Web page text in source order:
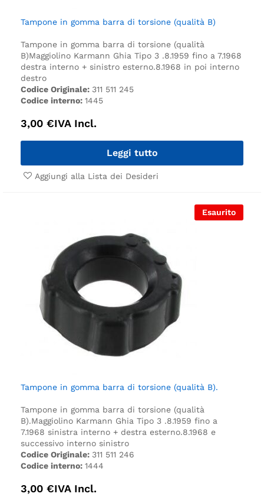
Tampone in gomma barra di torsione (qualità B)
Tampone in gomma barra di torsione (qualità
B)Maggiolino Karmann Ghia Tipo 3 .8.1959 fino a 7.1968
destra interno + sinistro esterno.8.1968 in poi interno
destro
Codice Originale: 311 511 245
Codice interno: 1445
3,00 €IVA Incl.
Leggi tutto
Aggiungi alla Lista dei Desideri
Esaurito
Tampone in gomma barra di torsione (qualità B).
Tampone in gomma barra di torsione (qualità
B).Maggiolino Karmann Ghia Tipo 3 .8.1959 fino a
7.1968 sinistra interno + destra esterno.8.1968 e
successivo interno sinistro
Codice Originale: 311 511 246
Codice interno: 1444
3,00 €IVA Incl.